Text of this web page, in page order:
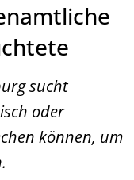
sucht
oder
können, um